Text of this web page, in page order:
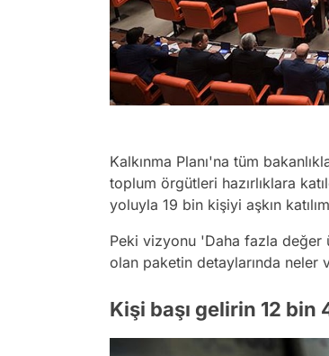
Kalkınma Planı'na tüm
toplum örgütleri hazırlıklara
yoluyla 19 bin kişiyi aşkın
Peki vizyonu 'Daha fazla değer
olan paketin detaylarında neler
Kişi başı gelirin 12